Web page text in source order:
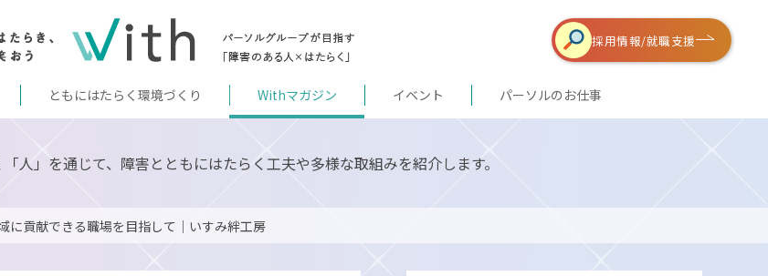
ともにはたらく環境づくり Withマガジン イベント パーソルのお仕事
採用情報/就職支援
人」を通じて、障害とともにはたらく工夫や多様な取組みを紹介します。
に貢献できる職場を目指して｜いすみ絆工房